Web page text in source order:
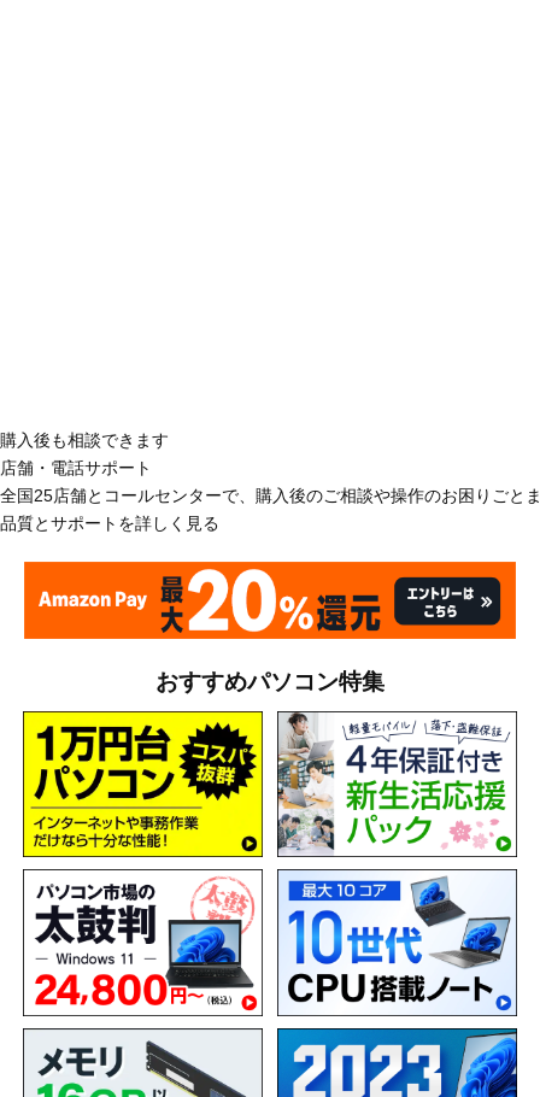
購入後も相談できます
店舗・電話サポート
全国25店舗とコールセンターで、購入後のご相談や操作のお困りごと
品質とサポートを詳しく見る
おすすめパソコン特集